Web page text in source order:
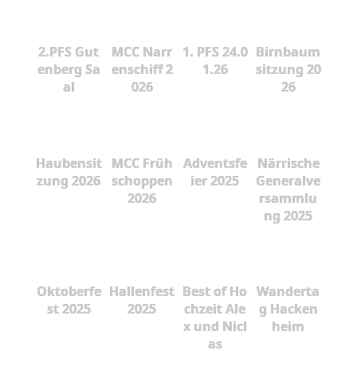
2.PFS Gut
enberg Sa
al
MCC Narr
enschiff 2
026
1. PFS 24.0
1.26
Birnbaum
sitzung 20
26
Haubensit
zung 2026
MCC Früh
schoppen
2026
Adventsfe
ier 2025
Närrische
Generalve
rsammlu
ng 2025
Oktoberfe
st 2025
Hallenfest
2025
Best of Ho
chzeit Ale
x und Nicl
as
Wanderta
g Hacken
heim